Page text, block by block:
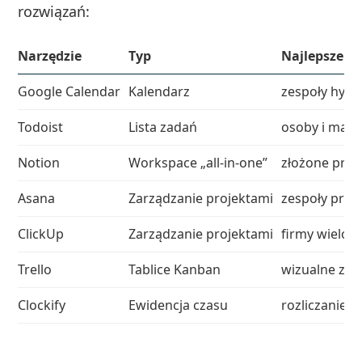
rozwiązań:
Narzędzie Typ
Najlepsze
Google Calendar Kalendarz
zespoły
Todoist
Lista zadań
osoby i małe
Notion
Workspace „all-in-one”
złożone
Asana
Zarządzanie projektami zespoły
ClickUp
Zarządzanie projektami firmy
Trello
Tablice Kanban
wizualne
Clockify
Ewidencja czasu rozliczanie